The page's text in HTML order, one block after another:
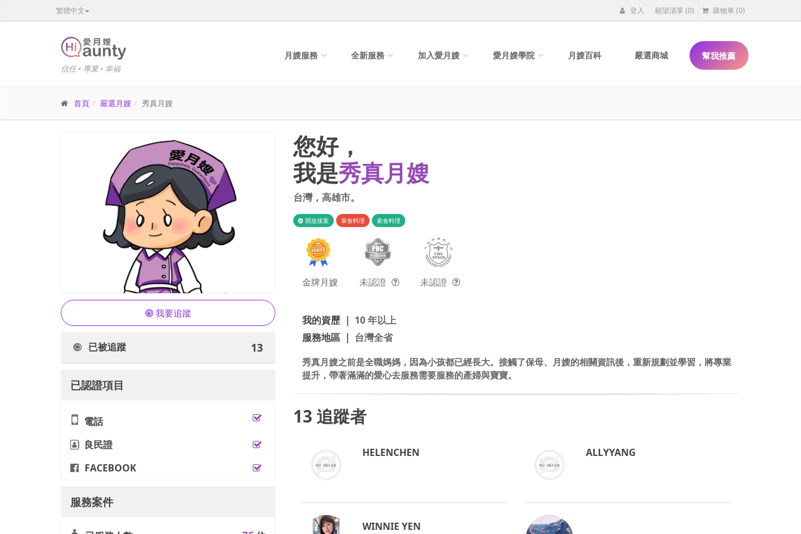
繁體中文 登入 願望清單(0) 購物車 (0)
信任 • 專業 • 幸福
月嫂服務 全新服務 加入愛月嫂 愛月嫂學院 月嫂百科 嚴選商城 幫我推薦
首頁 嚴選月嫂 秀真月嫂
我要追蹤
已被追蹤 13
您好，
我是秀真月嫂
台灣， 高雄市。
開放接案 葷食料理 素食料理
金牌月嫂 未認證 未認證
我的資歷 ｜ 10 年以上
服務地區 ｜ 台灣全省
秀真月嫂之前是全職媽媽，因為小孩都已經長大。接觸了保母、月嫂的相關資訊後，重新規劃並學習，將專業
提升，帶著滿滿的愛心去服務需要服務的產婦與寶寶。
13 追蹤者
HELENCHEN ALLYYANG
WINNIE YEN
已認證項目
電話
良民證
FACEBOOK
服務案件